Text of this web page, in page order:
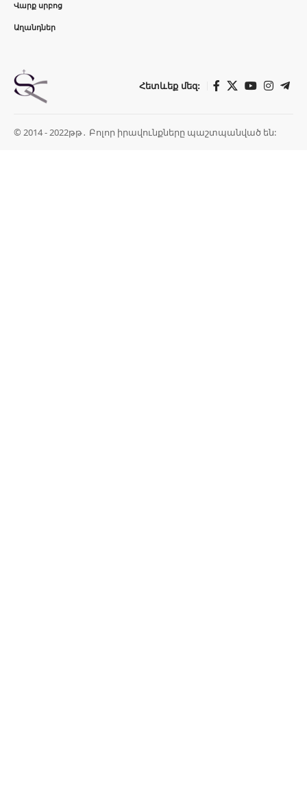
Վարք սրբոց
Աղանդներ
Հետևեք մեզ:
© 2014 - 2022թթ․ Բոլոր իրավունքները պաշտպանված են: